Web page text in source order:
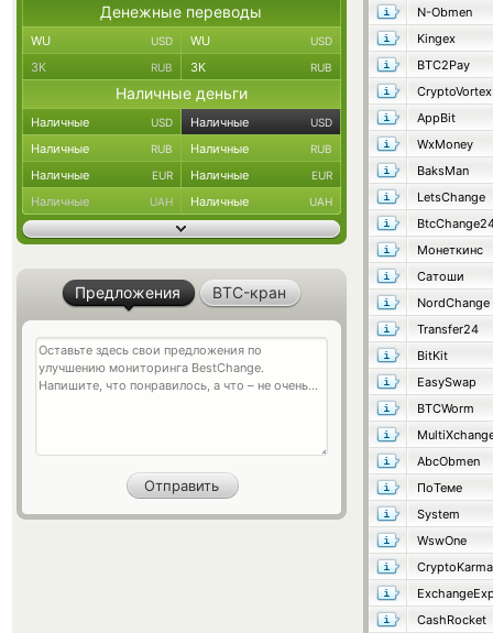
N-Obmen
Kingex
BTC2Pay
CryptoVortex
AppBit
WxMoney
BaksMan
LetsChange
Монеткинс
Сатоши
NordChange
Transfer24
BitKit
EasySwap
BTCWorm
AbcObmen
ПоТеме
System
WswOne
CryptoKarma
CashRocket
Денежные переводы
WU USD WU USD
ЗК RUB ЗК RUB
Наличные деньги
Наличные USD Наличные USD
Наличные RUB Наличные RUB
Наличные EUR Наличные EUR
Наличные UAH Наличные UAH
Предложения BTC-кран